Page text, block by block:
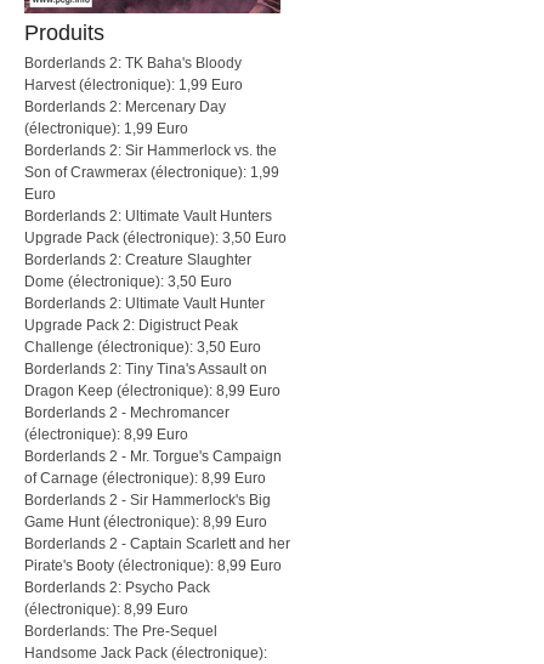
Produits
Borderlands 2: TK Baha's Bloody
Harvest (électronique): 1,99 Euro
Borderlands 2: Mercenary Day
(électronique): 1,99 Euro
Borderlands 2: Sir Hammerlock vs. the
Son of Crawmerax (électronique): 1,99
Euro
Borderlands 2: Ultimate Vault Hunters
Upgrade Pack (électronique): 3,50 Euro
Borderlands 2: Creature Slaughter
Dome (électronique): 3,50 Euro
Borderlands 2: Ultimate Vault Hunter
Upgrade Pack 2: Digistruct Peak
Challenge (électronique): 3,50 Euro
Borderlands 2: Tiny Tina's Assault on
Dragon Keep (électronique): 8,99 Euro
Borderlands 2 - Mechromancer
(électronique): 8,99 Euro
Borderlands 2 - Mr. Torgue's Campaign
of Carnage (électronique): 8,99 Euro
Borderlands 2 - Sir Hammerlock's Big
Game Hunt (électronique): 8,99 Euro
Borderlands 2 - Captain Scarlett and her
Pirate's Booty (électronique): 8,99 Euro
Borderlands 2: Psycho Pack
(électronique): 8,99 Euro
Borderlands: The Pre-Sequel
Handsome Jack Pack (électronique):